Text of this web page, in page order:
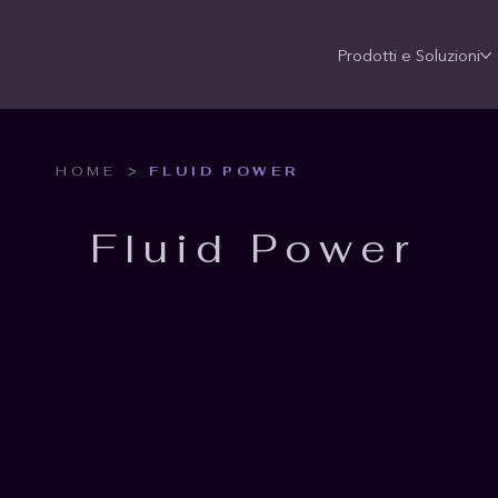
Prodotti e Soluzioni
HOME > FLUID POWER
Fluid Power